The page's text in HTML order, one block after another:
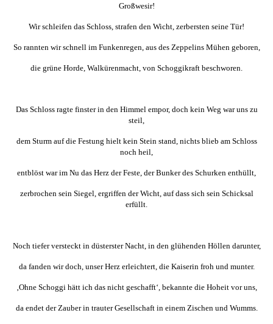
Großwesir!
Wir schleifen das Schloss, strafen den Wicht, zerbersten seine Tür!
So rannten wir schnell im Funkenregen, aus des Zeppelins Mühen geboren,
die grüne Horde, Walkürenmacht, von Schoggikraft beschworen.
Das Schloss ragte finster in den Himmel empor, doch kein Weg war uns zu
steil,
dem Sturm auf die Festung hielt kein Stein stand, nichts blieb am Schloss
noch heil,
entblöst war im Nu das Herz der Feste, der Bunker des Schurken enthüllt,
zerbrochen sein Siegel, ergriffen der Wicht, auf dass sich sein Schicksal
erfüllt.
Noch tiefer versteckt in düsterster Nacht, in den glühenden Höllen darunter,
da fanden wir doch, unser Herz erleichtert, die Kaiserin froh und munter.
‚Ohne Schoggi hätt ich das nicht geschafft‘, bekannte die Hoheit vor uns,
da endet der Zauber in trauter Gesellschaft in einem Zischen und Wumms.